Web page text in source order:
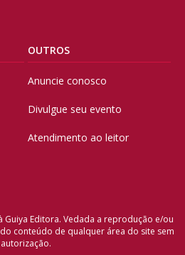
OUTROS
Anuncie conosco
Divulgue seu evento
Atendimento ao leitor
Editora. Vedada a reprodução e/ou
conteúdo de qualquer área do site sem
autorização.